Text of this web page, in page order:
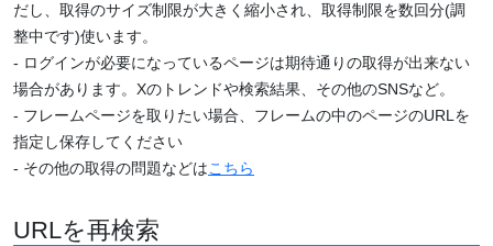
だし、取得のサイズ制限が大きく縮小され、取得制限を数回分(調
整中です)使います。
- ログインが必要になっているページは期待通りの取得が出来ない
場合があります。Xのトレンドや検索結果、その他のSNSなど。
- フレームページを取りたい場合、フレームの中のページのURLを
指定し保存してください
- その他の取得の問題などはこちら
URLを再検索